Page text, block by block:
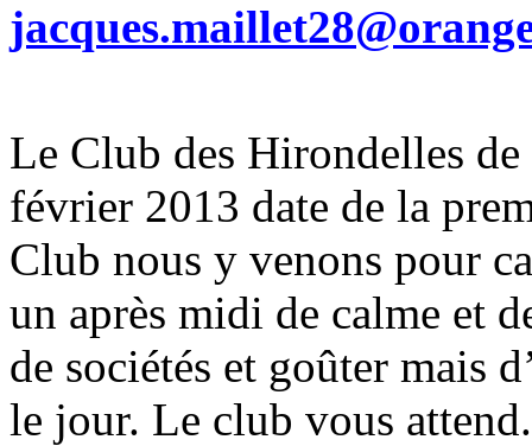
Le Club des Hirondelles
février 2013 date de la
Club nous y venons pour
un après midi de calme et
de sociétés et goûter mais
le jour. Le club vous attend.